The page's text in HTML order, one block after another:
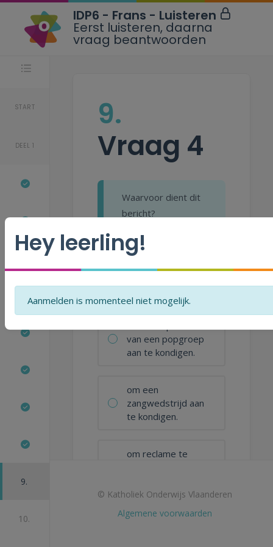
START
DEEL 1
9.
10.
9.
Vraag 4
Waarvoor dient dit
bericht?
om een liedje aan
te kondigen.
van een popgroep
aan te kondigen.
om een
zangwedstrijd aan
te kondigen.
om reclame te
© Katholiek Onderwijs Vlaanderen
Algemene voorwaarden
IDP6 - Frans - Luisteren
Eerst luisteren, daarna
vraag beantwoorden
Hey leerling!
Aanmelden is momenteel niet mogelijk.